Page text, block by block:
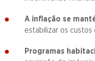
A inflação se
estabilizar os custos
Programas